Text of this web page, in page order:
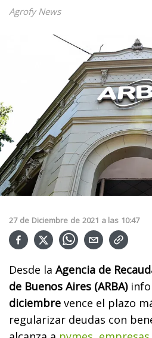
Agrofy News
27 de Diciembre de 2021 a las 10:47
Desde la Agencia de
de Buenos Aires (ARBA)
diciembre vence el plazo
regularizar deudas con